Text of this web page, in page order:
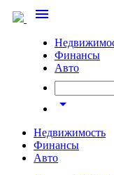
menu
Финансы
Авто
arrow_drop_down
Недвижимость
Финансы
Авто